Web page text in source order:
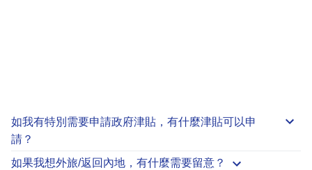
如我有特別需要申請政府津貼 ，有什麼津貼可以申
請？
如果我想外旅/返回內地，有什麼需要留意？